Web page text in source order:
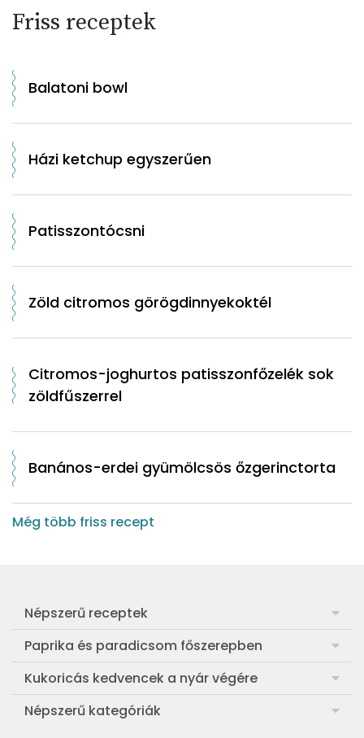
Friss receptek
Balatoni bowl
Házi ketchup egyszerűen
Patisszontócsni
Zöld citromos görögdinnyekoktél
Citromos-joghurtos patisszonfőzelék sok
zöldfűszerrel
Banános-erdei gyümölcsös őzgerinctorta
Még több friss recept
Népszerű receptek
Frankfurti leves
Egyszerű muffin
Aranygaluska
Paprika és paradicsom főszerepben
Pan con Tomate
Paradicsom és paprika eltevése télre
Kukoricás kedvencek a nyár végére
Legfinomabb főtt kukorica
Népszerű kategóriák